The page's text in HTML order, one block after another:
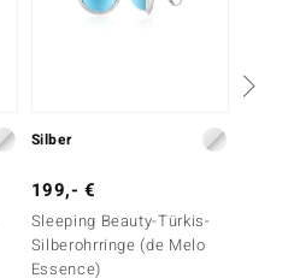
Silber
199,- €
Sleeping Beauty-Türkis-
Silberohrringe (de Melo
Essence)